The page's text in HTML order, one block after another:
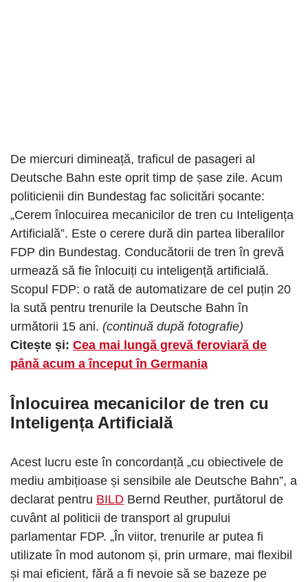
De miercuri dimineață, traficul de pasageri al
Deutsche Bahn este oprit timp de șase zile. Acum
politicienii din Bundestag fac solicitări șocante:
„Cerem înlocuirea mecanicilor de tren cu Inteligența
Artificială”. Este o cerere dură din partea liberalilor
FDP din Bundestag. Conducătorii de tren în grevă
urmează să fie înlocuiți cu inteligență artificială.
Scopul FDP: o rată de automatizare de cel puțin 20
la sută pentru trenurile la Deutsche Bahn în
următorii 15 ani. (continuă după fotografie)
Citește și: Cea mai lungă grevă feroviară de
până acum a început în Germania
Înlocuirea mecanicilor de tren cu
Inteligența Artificială
Acest lucru este în concordanță „cu obiectivele de
mediu ambițioase și sensibile ale Deutsche Bahn”, a
declarat pentru BILD Bernd Reuther, purtătorul de
cuvânt al politicii de transport al grupului
parlamentar FDP. „În viitor, trenurile ar putea fi
utilizate în mod autonom și, prin urmare, mai flexibil
și mai eficient, fără a fi nevoie să se bazeze pe